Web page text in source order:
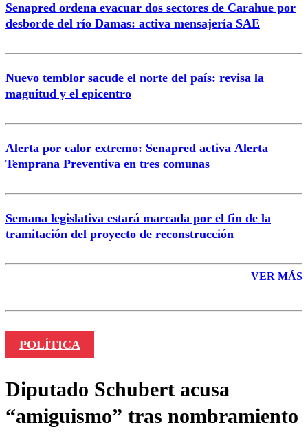
Correo
Senapred ordena evacuar dos sectores de Carahue por
desborde del río Damas: activa mensajería SAE
Nuevo temblor sacude el norte del país: revisa la
magnitud y el epicentro
Alerta por calor extremo: Senapred activa Alerta
Temprana Preventiva en tres comunas
Semana legislativa estará marcada por el fin de la
tramitación del proyecto de reconstrucción
VER MÁS
POLÍTICA
Diputado Schubert acusa
“amiguismo” tras nombramiento